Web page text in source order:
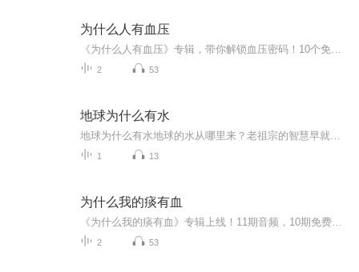
为什么人有血压
2 53
地球为什么有水
1 13
为什么我的痰有血
2 53